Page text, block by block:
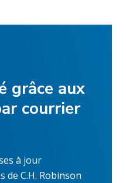
grâce aux
courrier
à jour
de C.H. Robinson